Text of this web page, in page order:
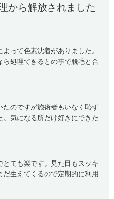
から解放されました
って色素沈着がありました。
処理できるとの事で脱毛と合
たのですが施術者もいなく恥ず
気になる所だけ好きにできた
ても楽です。見た目もスッキ
だ生えてくるので定期的に利用